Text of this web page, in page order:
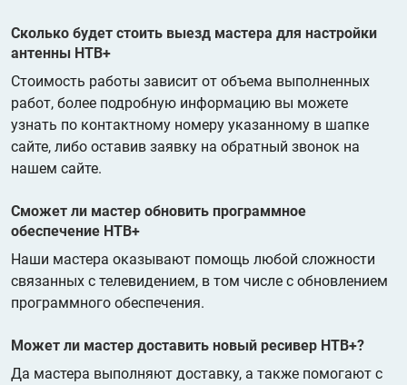
Сколько будет стоить выезд мастера для настройки
антенны НТВ+
Стоимость работы зависит от объема выполненных
работ, более подробную информацию вы можете
узнать по контактному номеру указанному в шапке
сайте, либо оставив заявку на обратный звонок на
нашем сайте.
Сможет ли мастер обновить программное
обеспечение НТВ+
Наши мастера оказывают помощь любой сложности
связанных с телевидением, в том числе с обновлением
программного обеспечения.
Может ли мастер доставить новый ресивер НТВ+?
Да мастера выполняют доставку, а также помогают с